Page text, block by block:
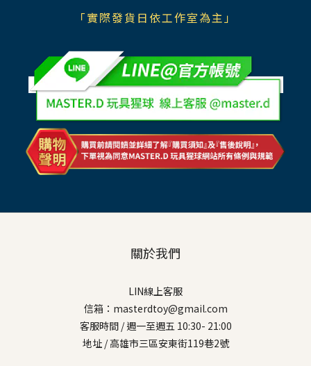
「實際發貨日依工作室為主」
關於我們
LIN線上客服
信箱：masterdtoy@gmail.com
客服時間 / 週一至週五 10:30- 21:00
地址 / 高雄市三區安東街119巷2號